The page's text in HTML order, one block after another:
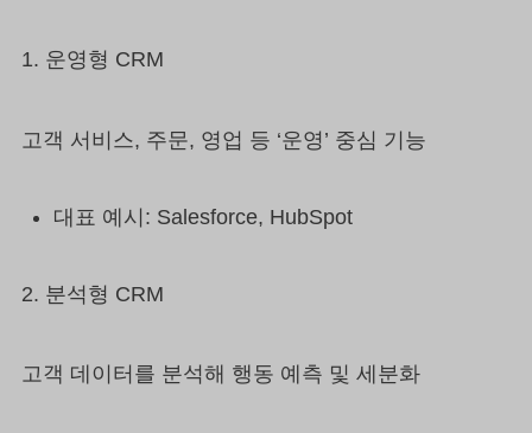
1. 운영형 CRM
고객 서비스, 주문, 영업 등 ‘운영’ 중심 기능
대표 예시: Salesforce, HubSpot
2. 분석형 CRM
고객 데이터를 분석해 행동 예측 및 세분화